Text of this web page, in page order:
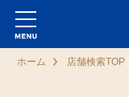
ホーム 店舗検索TOP